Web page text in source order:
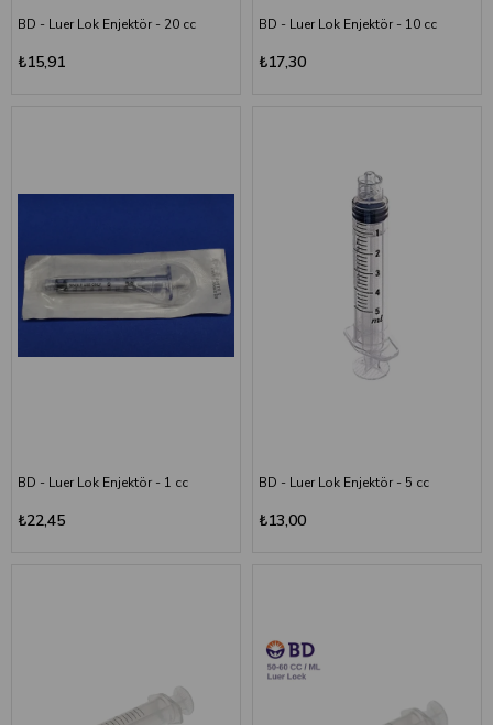
BD - Luer Lok Enjektör - 20 cc
₺15,91
BD - Luer Lok Enjektör - 10 cc
₺17,30
BD - Luer Lok Enjektör - 1 cc
₺22,45
BD - Luer Lok Enjektör - 5 cc
₺13,00